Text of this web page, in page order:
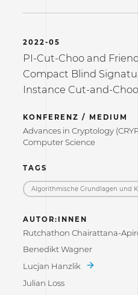
2022-05
PI-Cut-Choo and
Compact Blind
Instance Cut-and-
KONFERENZ / MEDIUM
Advances in Cryptology
Computer Science
TAGS
Algorithmische Grundlagen und
AUTOR:INNEN
Rutchathon Chairattana-
Benedikt Wagner
Lucjan Hanzlik
Julian Loss